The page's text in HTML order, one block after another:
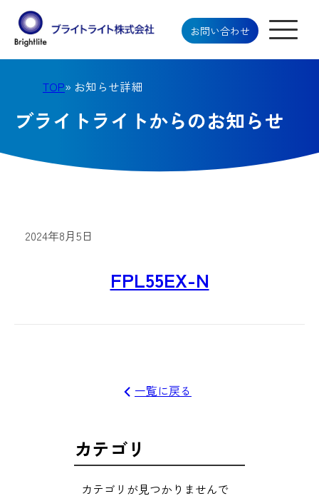
お問い合わせ
TOP» お知らせ詳細
ブライトライトからのお知らせ
2024年8月5日
FPL55EX-N
一覧に戻る
カテゴリ
カテゴリが見つかりませんで